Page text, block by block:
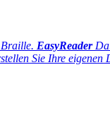
EasyReader
Sie Ihre eigenen